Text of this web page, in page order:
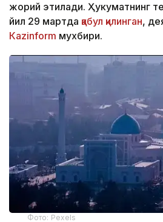
жорий этилади. Ҳукуматнинг
йил 29 мартда қабул қилинган,
Кazinform мухбири.
Фото: Pexels